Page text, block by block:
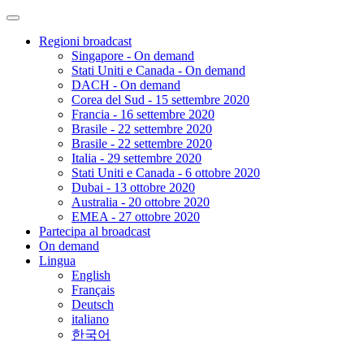
Regioni broadcast
Singapore - On demand
Stati Uniti e Canada - On demand
DACH - On demand
Corea del Sud - 15 settembre 2020
Francia - 16 settembre 2020
Brasile - 22 settembre 2020
Brasile - 22 settembre 2020
Italia - 29 settembre 2020
Stati Uniti e Canada - 6 ottobre 2020
Dubai - 13 ottobre 2020
Australia - 20 ottobre 2020
EMEA - 27 ottobre 2020
Partecipa al broadcast
On demand
Lingua
English
Français
Deutsch
italiano
한국어